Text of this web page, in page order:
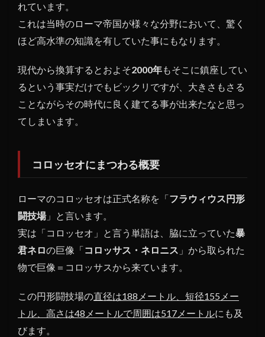
1.2
コロ
ッセ
が半
分し
か無
由
コロ
ッセ
どう
やっ
て建
たの
か
剣闘
士達
は血
れています。
これは当時のローマ帝国が様々な分野において、驚く
ほど高水準の知識を有していた事にもなります。
現代から換算するとおよそ2000年もそこに鎮座してい
るという事実だけでもビックリですが、大きさもさる
ことながらその時代に良く建てる事が出来たなと思っ
てしまいます。
コロッセオにまつわる概要
ローマのコロッセオは正式名称を「フラウィウス円形
闘技場」と言います。
実は「コロッセオ」と言う単語は、脇に立っていた暴
君ネロの巨像「コロッサス・ネロニス 」から取られた
物で巨像＝コロッサスから来ています。
この円形闘技場の直径は188メートル、短径155メー
トル、高さは48メートルで周囲は517メートルにも及
びます。